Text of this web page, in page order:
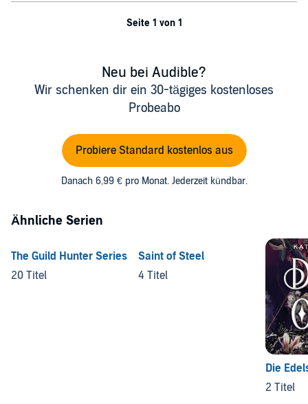
Seite 1 von 1
Neu bei Audible?
Wir schenken dir ein 30-tägiges kostenloses
Probeabo
Probiere Standard kostenlos aus
Danach 6,99 € pro Monat. Jederzeit kündbar.
Ähnliche Serien
The Guild Hunter Series
20 Titel
Saint of Steel
4 Titel
Die
2 Titel